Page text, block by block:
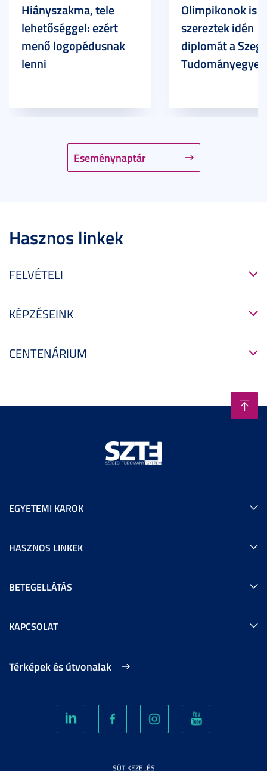
Eseménynaptár
Hiányszakma, tele
lehetőséggel: ezért
menő logopédusnak
lenni
Olimpikonok is
szereztek idén
diplomát a
Hasznos linkek
FELVÉTELI
KÉPZÉSEINK
CENTENÁRIUM
EGYETEMI KAROK
HASZNOS LINKEK
BETEGELLÁTÁS
KAPCSOLAT
Térképek és útvonalak
SÜTIKEZELÉS